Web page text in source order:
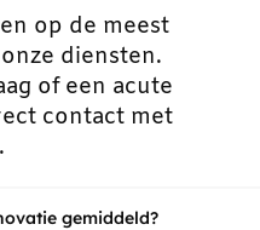
op de meest
diensten.
of een acute
contact met
gemiddeld?